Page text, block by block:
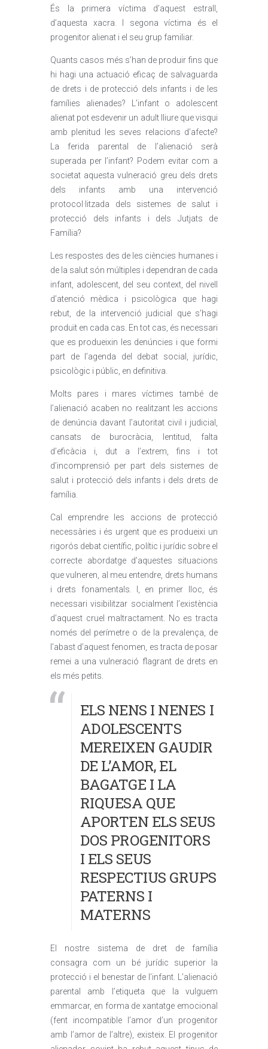
És la primera víctima d’aquest estrall,
d’aquesta xacra. I segona víctima és el
progenitor alienat i el seu grup familiar.
Quants casos més s’han de produir fins que
hi hagi una actuació eficaç de salvaguarda
de drets i de protecció dels infants i de les
famílies alienades? L’infant o adolescent
alienat pot esdevenir un adult lliure que visqui
amb plenitud les seves relacions d’afecte?
La ferida parental de l’alienació serà
superada per l’infant? Podem evitar com a
societat aquesta vulneració greu dels drets
dels infants amb una intervenció
protocol·litzada dels sistemes de salut i
protecció dels infants i dels Jutjats de
Família?
Les respostes des de les ciències humanes i
de la salut són múltiples i dependran de cada
infant, adolescent, del seu context, del nivell
d’atenció mèdica i psicològica que hagi
rebut, de la intervenció judicial que s’hagi
produït en cada cas. En tot cas, és necessari
que es produeixin les denúncies i que formi
part de l’agenda del debat social, jurídic,
psicològic i públic, en definitiva.
Molts pares i mares víctimes també de
l’alienació acaben no realitzant les accions
de denúncia davant l’autoritat civil i judicial,
cansats de burocràcia, lentitud, falta
d’eficàcia i, dut a l’extrem, fins i tot
d’incomprensió per part dels sistemes de
salut i protecció dels infants i dels drets de
família.
Cal emprendre les accions de protecció
necessàries i és urgent que es produeixi un
rigorós debat científic, polític i jurídic sobre el
correcte abordatge d’aquestes situacions
que vulneren, al meu entendre, drets humans
i drets fonamentals. I, en primer lloc, és
necessari visibilitzar socialment l’existència
d’aquest cruel maltractament. No es tracta
només del perímetre o de la prevalença, de
l’abast d’aquest fenomen, es tracta de posar
remei a una vulneració flagrant de drets en
els més petits.
ELS NENS I NENES I
ADOLESCENTS
MEREIXEN GAUDIR
DE L’AMOR, EL
BAGATGE I LA
RIQUESA QUE
APORTEN ELS SEUS
DOS PROGENITORS
I ELS SEUS
RESPECTIUS GRUPS
PATERNS I
MATERNS
El nostre sistema de dret de família
consagra com un bé jurídic superior la
protecció i el benestar de l’infant. L’alienació
parental amb l’etiqueta que la vulguem
emmarcar, en forma de xantatge emocional
(fent incompatible l’amor d’un progenitor
amb l’amor de l’altre), existeix. El progenitor